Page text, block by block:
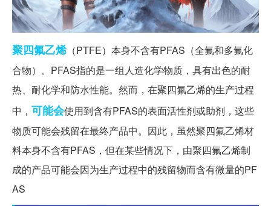
聚四氟乙烯（PTFE）本身不含有PFAS（全氟和多氟化
合物）。PFAS指的是一组人造化学物质，具有出色的耐
热、耐化学和防水性能。然而，在聚四氟乙烯的生产过程
中， 可能会使用到含有PFAS的表面活性剂或助剂，这些
物质可能会残留在最终产品中。因此，虽然聚四氟乙烯材
料本身不含有PFAS，但在某些情况下，由聚四氟乙烯制
成的产品可能会因为生产过程中的残留物而含有微量的PF
AS